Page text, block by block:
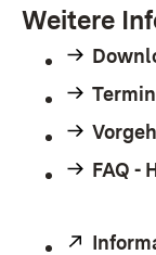
Weitere
FAQ -
Extern: